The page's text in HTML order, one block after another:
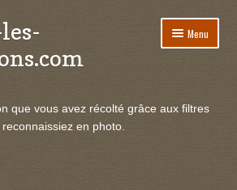
Menu
le
que vous avez récolté grâce aux filtres
en photo.